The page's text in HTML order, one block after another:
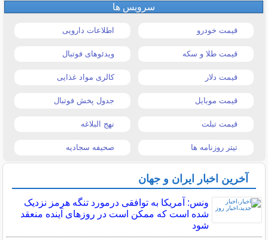
سرویس ها
قیمت خودرو اطلاعات دارویی
قیمت طلا و سکه ویدئوهای فوتبال
قیمت دلار کالری مواد غذایی
قیمت موبایل جدول پخش فوتبال
قیمت تبلت نهج البلاغه
تیتر روزنامه ها صحیفه سجادیه
آخرین اخبار ایران و جهان
ونس: آمریکا به توافقی درمورد تنگه هرمز نزدیک
شده است که ممکن است در روزهای آینده منعقد
شود